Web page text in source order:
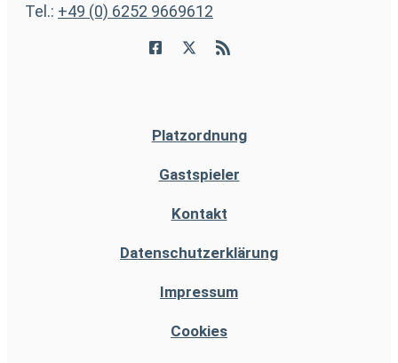
Tel.: +49 (0) 6252 9669612
Platzordnung
Gastspieler
Kontakt
Datenschutzerklärung
Impressum
Cookies